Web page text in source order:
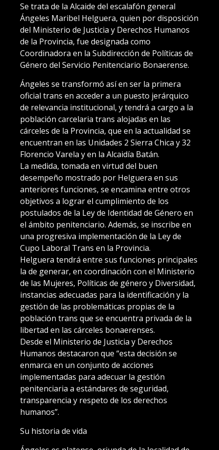
Se trata de la Alcaide del escalafón general
Ángeles Maribel Helguera, quien por disposición
del Ministerio de Justicia y Derechos Humanos
de la Provincia, fue designada como
Coordinadora en la Subdirección de Políticas de
Género del Servicio Penitenciario Bonaerense.
Ángeles se transformó así en ser la primera
oficial trans en acceder a un puesto jerárquico
de relevancia institucional, y tendrá a cargo a la
población carcelaria trans alojadas en las
cárceles de la Provincia, que en la actualidad se
encuentran en las Unidades 2 Sierra Chica y 32
Florencio Varela y en la Alcaidía Batán.
La medida, tomada en virtud del buen
desempeño mostrado por Helguera en sus
anteriores funciones, se encamina entre otros
objetivos a lograr el cumplimiento de los
postulados de la Ley de Identidad de Género en
el ámbito penitenciario. Además, se inscribe en
una progresiva implementación de la Ley de
Cupo Laboral Trans en la Provincia.
Helguera tendrá entre sus funciones principales
la de generar, en coordinación con el Ministerio
de las Mujeres, Políticas de género y Diversidad,
instancias adecuadas para la identificación y la
gestión de las problemáticas propias de la
población trans que se encuentra privada de la
libertad en las cárceles bonaerenses.
Desde el Ministerio de Justicia y Derechos
Humanos destacaron que “esta decisión se
enmarca en un conjunto de acciones
implementadas para adecuar la gestión
penitenciaria a estándares de seguridad,
transparencia y respeto de los derechos
humanos”.
Su historia de vida